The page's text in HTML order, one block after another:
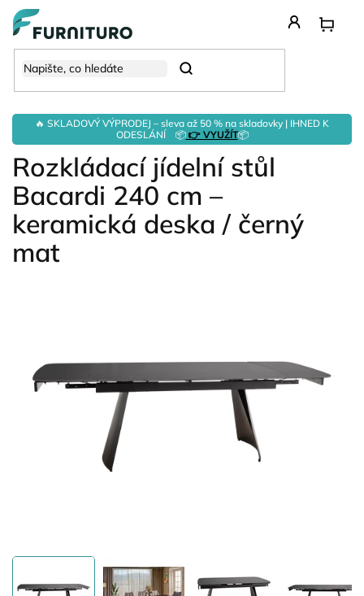
Přejít
obsah
🔥 SKLADOVÝ VÝPRODEJ – sleva až 50 % na skladovky | IHNED K
ODESLÁNÍ 📦👉 VYUŽÍT📦
Hledat
Rozkládací jídelní stůl
Bacardi 240 cm –
keramická deska / černý
mat